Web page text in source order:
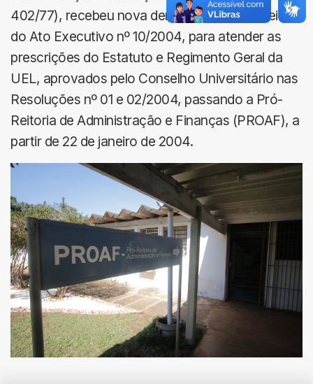
402/77), recebeu nova denominação por meio
do Ato Executivo nº 10/2004, para atender as
prescrições do Estatuto e Regimento Geral da
UEL, aprovados pelo Conselho Universitário nas
Resoluções nº 01 e 02/2004, passando a Pró-
Reitoria de Administração e Finanças (PROAF), a
partir de 22 de janeiro de 2004.